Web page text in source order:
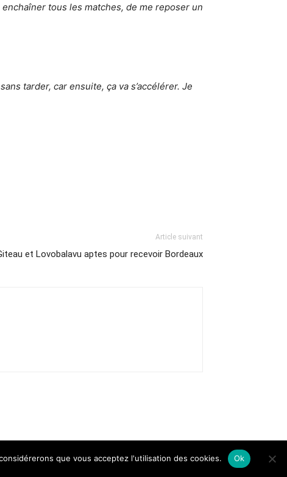
enchaîner tous les matches, de me reposer un
tarder, car ensuite, ça va s’accélérer. Je
Article suivant
et Lovobalavu aptes pour recevoir Bordeaux
que vous acceptez l'utilisation des cookies. Ok